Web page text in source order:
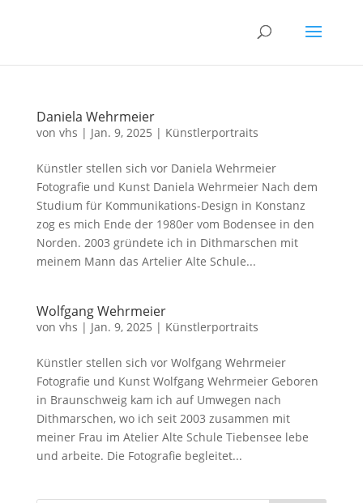
Daniela Wehrmeier
von vhs | Jan. 9, 2025 | Künstlerportraits
Künstler stellen sich vor Daniela Wehrmeier
Fotografie und Kunst Daniela Wehrmeier Nach dem
Studium für Kommunikations-Design in Konstanz
zog es mich Ende der 1980er vom Bodensee in den
Norden. 2003 gründete ich in Dithmarschen mit
meinem Mann das Artelier Alte Schule...
Wolfgang Wehrmeier
von vhs | Jan. 9, 2025 | Künstlerportraits
Künstler stellen sich vor Wolfgang Wehrmeier
Fotografie und Kunst Wolfgang Wehrmeier Geboren
in Braunschweig kam ich auf Umwegen nach
Dithmarschen, wo ich seit 2003 zusammen mit
meiner Frau im Atelier Alte Schule Tiebensee lebe
und arbeite. Die Fotografie begleitet...